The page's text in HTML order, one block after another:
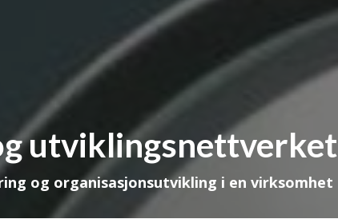
utviklingsnettverket
og organisasjonsutvikling i en virksomhet